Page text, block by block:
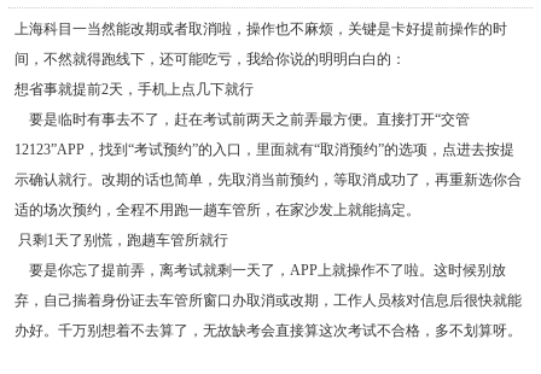
上海科目一当然能改期或者取消啦，操作也不麻烦，关键是卡好提前操作的时
间，不然就得跑线下，还可能吃亏，我给你说的明明白白的：
想省事就提前2天，手机上点几下就行
要是临时有事去不了，赶在考试前两天之前弄最方便。直接打开“交管
12123”APP，找到“考试预约”的入口，里面就有“取消预约”的选项，点进去按提
示确认就行。改期的话也简单，先取消当前预约，等取消成功了，再重新选你合
适的场次预约，全程不用跑一趟车管所，在家沙发上就能搞定。
只剩1天了别慌，跑趟车管所就行
要是你忘了提前弄，离考试就剩一天了，APP上就操作不了啦。这时候别放
弃，自己揣着身份证去车管所窗口办取消或改期，工作人员核对信息后很快就能
办好。千万别想着不去算了，无故缺考会直接算这次考试不合格，多不划算呀。